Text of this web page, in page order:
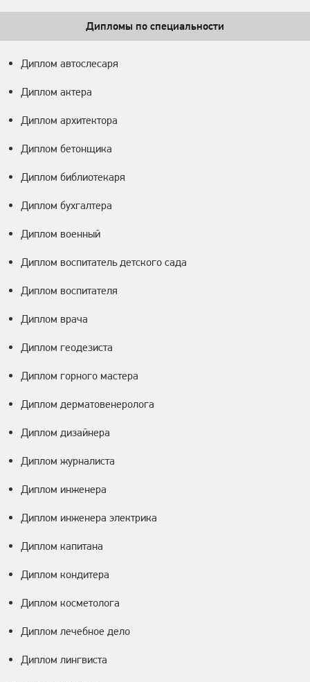
Дипломы по специальности
Диплом автослесаря
Диплом актера
Диплом архитектора
Диплом бетонщика
Диплом библиотекаря
Диплом бухгалтера
Диплом военный
Диплом воспитатель детского сада
Диплом воспитателя
Диплом врача
Диплом геодезиста
Диплом горного мастера
Диплом дерматовенеролога
Диплом дизайнера
Диплом журналиста
Диплом инженера
Диплом инженера электрика
Диплом капитана
Диплом кондитера
Диплом косметолога
Диплом лечебное дело
Диплом лингвиста